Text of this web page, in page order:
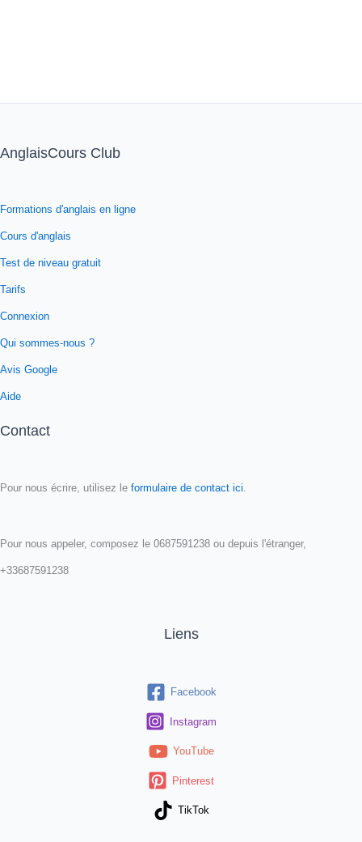
AnglaisCours Club
Formations d'anglais en ligne
Cours d'anglais
Test de niveau gratuit
Tarifs
Connexion
Qui sommes-nous ?
Avis Google
Aide
Contact
Pour nous écrire, utilisez le formulaire de contact ici
Pour nous appeler, composez le 0687591238 ou depuis l'étranger,
+33687591238
Liens
Facebook
Instagram
YouTube
Pinterest
TikTok